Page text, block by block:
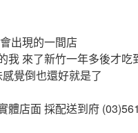
出現的一間店
我 來了新竹一年多後才吃
覺倒也還好就是了
體店面 採配送到府